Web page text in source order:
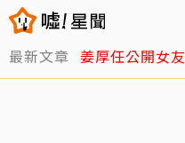
最新文章 姜厚任公開女友